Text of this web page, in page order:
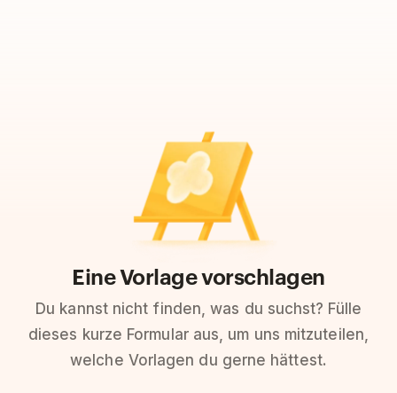
Eine Vorlage vorschlagen
Du kannst nicht finden, was du suchst? Fülle
dieses kurze Formular aus, um uns mitzuteilen,
welche Vorlagen du gerne hättest.